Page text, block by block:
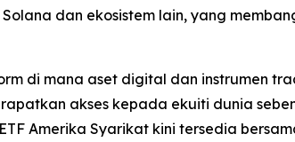
dan ekosistem lain, yang
di mana aset digital dan instrumen
akses kepada ekuiti dunia
Amerika Syarikat kini tersedia